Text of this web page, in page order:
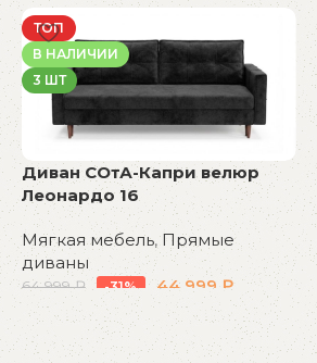
В корзину
ТОП
В НАЛИЧИИ
3 ШТ
Диван СОтА-Капри велюр
Леонардо 16
Мягкая мебель,Прямые
диваны
64 999₽ -31% 44 999 ₽